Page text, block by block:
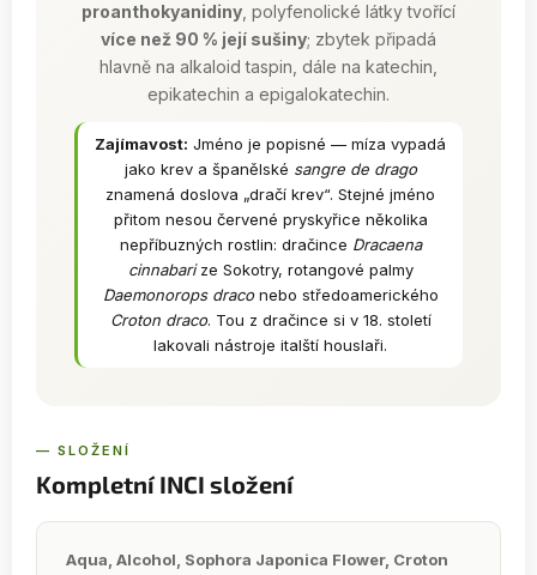
proanthokyanidiny, polyfenolické látky tvořící
více než 90 % její sušiny; zbytek připadá
hlavně na alkaloid taspin, dále na katechin,
epikatechin a epigalokatechin.
Zajímavost: Jméno je popisné — míza vypadá
jako krev a španělské sangre de drago
znamená doslova „dračí krev“. Stejné jméno
přitom nesou červené pryskyřice několika
nepříbuzných rostlin: dračince Dracaena
cinnabarize Sokotry, rotangové palmy
Daemonorops draconebo středoamerického
Croton draco. Tou z dračince si v 18. století
lakovali nástroje italští houslaři.
— SLOŽENÍ
Kompletní INCI složení
Aqua, Alcohol, Sophora Japonica Flower, Croton